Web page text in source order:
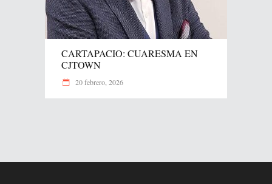
CARTAPACIO: CUARESMA EN
CJTOWN
20 febrero, 2026